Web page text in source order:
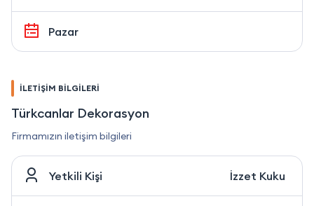
Pazar
İLETİŞİM BİLGİLERİ
Türkcanlar Dekorasyon
Firmamızın iletişim bilgileri
Yetkili Kişi İzzet Kuku